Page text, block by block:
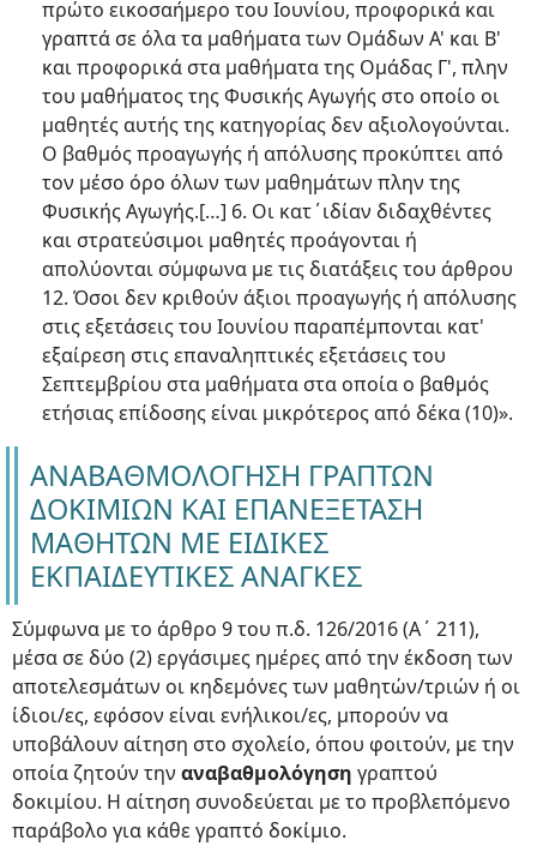
πρώτο εικοσαήμερο του Ιουνίου, προφορικά και
γραπτά σε όλα τα μαθήματα των Ομάδων Α' και Β'
και προφορικά στα μαθήματα της Ομάδας Γ', πλην
του μαθήματος της Φυσικής Αγωγής στο οποίο οι
μαθητές αυτής της κατηγορίας δεν αξιολογούνται.
Ο βαθμός προαγωγής ή απόλυσης προκύπτει από
τον μέσο όρο όλων των μαθημάτων πλην της
Φυσικής Αγωγής.[…] 6. Οι κατ΄ιδίαν διδαχθέντες
και στρατεύσιμοι μαθητές προάγονται ή
απολύονται σύμφωνα με τις διατάξεις του άρθρου
12. Όσοι δεν κριθούν άξιοι προαγωγής ή απόλυσης
στις εξετάσεις του Ιουνίου παραπέμπονται κατ'
εξαίρεση στις επαναληπτικές εξετάσεις του
Σεπτεμβρίου στα μαθήματα στα οποία ο βαθμός
ετήσιας επίδοσης είναι μικρότερος από δέκα (10)».
ΑΝΑΒΑΘΜΟΛΟΓΗΣΗ ΓΡΑΠΤΩΝ
ΔΟΚΙΜΙΩΝ ΚΑΙ ΕΠΑΝΕΞΕΤΑΣΗ
ΜΑΘΗΤΩΝ ΜΕ ΕΙΔΙΚΕΣ
ΕΚΠΑΙΔΕΥΤΙΚΕΣ ΑΝΑΓΚΕΣ
Σύμφωνα με το άρθρο 9 του π.δ. 126/2016 (Α΄ 211),
μέσα σε δύο (2) εργάσιμες ημέρες από την έκδοση των
αποτελεσμάτων οι κηδεμόνες των μαθητών/τριών ή οι
ίδιοι/ες, εφόσον είναι ενήλικοι/ες, μπορούν να
υποβάλουν αίτηση στο σχολείο, όπου φοιτούν, με την
οποία ζητούν την αναβαθμολόγηση γραπτού
δοκιμίου. Η αίτηση συνοδεύεται με το προβλεπόμενο
παράβολο για κάθε γραπτό δοκίμιο.